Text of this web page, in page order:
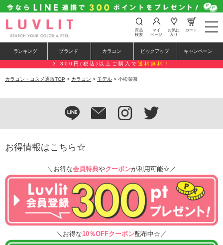
t
o
e
n
g
o
商品
検索
マイ
ページ
お気に
入り
カート
ランキング ブランド カラコン ピックアップ キャンペーン
3,300円(税込)以上ご購入で 送料無料！
カラコン・コスメ通販TOP > カラコン > モデル > 小松菜奈
お得情報はこちら☆
＼お得な会員特典やクーポンが利用可能☆／
＼お得な10％OFFクーポン配布中☆／